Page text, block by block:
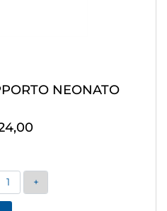
NEONATO
Quantità